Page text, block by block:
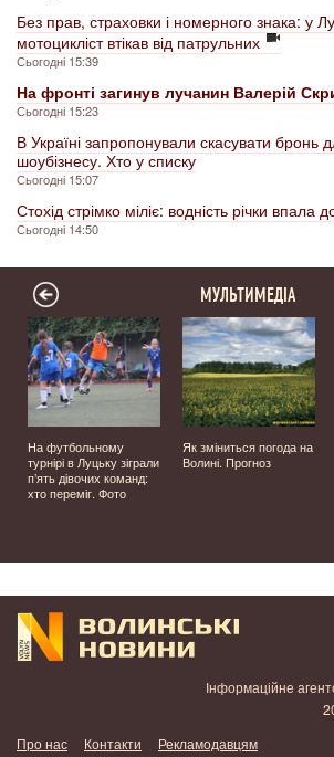
Без прав, страховки і номерного знака: у
мотоцикліст втікав від патрульних
Сьогодні 15:39
На фронті загинув лучанин Валерій
Сьогодні 15:23
В Україні запропонували скасувати бронь
шоубізнесу. Хто у списку
Сьогодні 15:07
Стохід стрімко міліє: водність річки впала
Сьогодні 14:50
МУЛЬТИМЕДІА
На футбольному
турнірі в Луцьку зіграли
п’ять дівочих команд:
хто переміг. Фото
Як зміниться погода на
Волині. Прогноз
Інформаційне
Про нас
Контакти Рекламодавцям